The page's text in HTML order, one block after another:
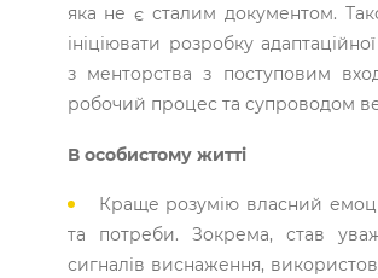
яка не є сталим документом.
ініціювати розробку
з менторства з поступовим
робочий процес та супроводом
В особистому житті
Краще розумію власний
та потреби. Зокрема, став
сигналів виснаження,